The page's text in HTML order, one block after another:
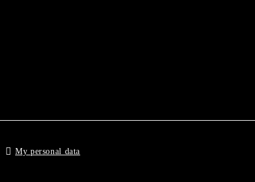
My personal data